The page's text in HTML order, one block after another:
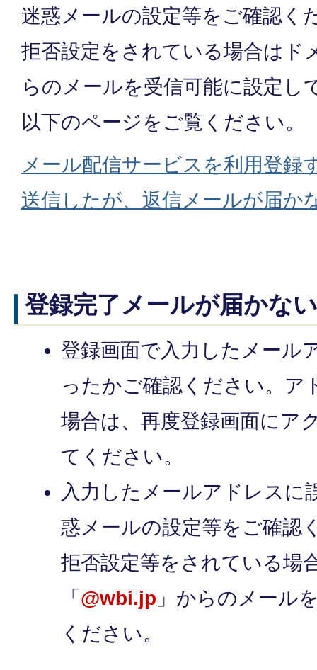
迷惑メールの設定等をご確認く
拒否設定をされている場合はド
らのメールを受信可能に設定し
以下のページをご覧ください。
メール配信サービスを利用登録
送信したが、返信メールが届か
登録完了メールが届かない
登録画面で入力したメール
ったかご確認ください。ア
場合は、再度登録画面にア
てください。
入力したメールアドレスに
惑メールの設定等をご確認
拒否設定等をされている場
「 @wbi.jp 」からのメール
ください。